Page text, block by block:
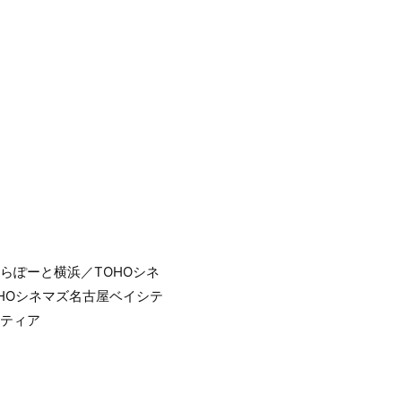
ぽーと横浜／TOHOシネ
シネマズ名古屋ベイシテ
ィア